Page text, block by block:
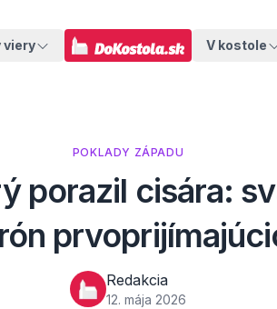
viery V kostole
POKLADY ZÁPADU
porazil cisára:
Redakcia
12. mája 2026